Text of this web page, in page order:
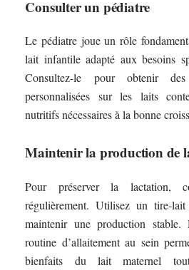
Consulter un pédiatre
Le pédiatre joue un rôle
lait infantile adapté aux besoins
Consultez-le pour obtenir des
personnalisées sur les laits
nutritifs nécessaires à la bonne
Maintenir la production de
Pour préserver la lactation,
régulièrement. Utilisez un tire-
maintenir une production stable.
routine d’allaitement au sein
bienfaits du lait maternel